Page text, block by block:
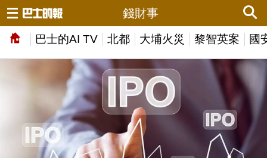
巴士的AI TV 北都 大埔火災 黎智英案 國
錢財事